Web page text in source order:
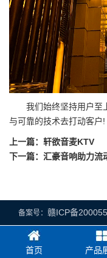
我们始终坚持用户至
与可靠的技术去打动客户!
上一篇： 轩欲音麦KTV
下一篇： 汇豪音响助力流
备案号： 赣ICP备
首页 产品